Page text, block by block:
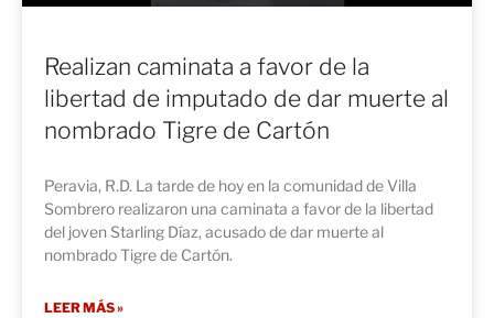
Realizan caminata a favor de la
libertad de imputado de dar muerte al
nombrado Tigre de Cartón
Peravia, R.D. La tarde de hoy en la comunidad de Villa
Sombrero realizaron una caminata a favor de la libertad
del joven Starling Díaz, acusado de dar muerte al
nombrado Tigre de Cartón.
LEER MÁS »